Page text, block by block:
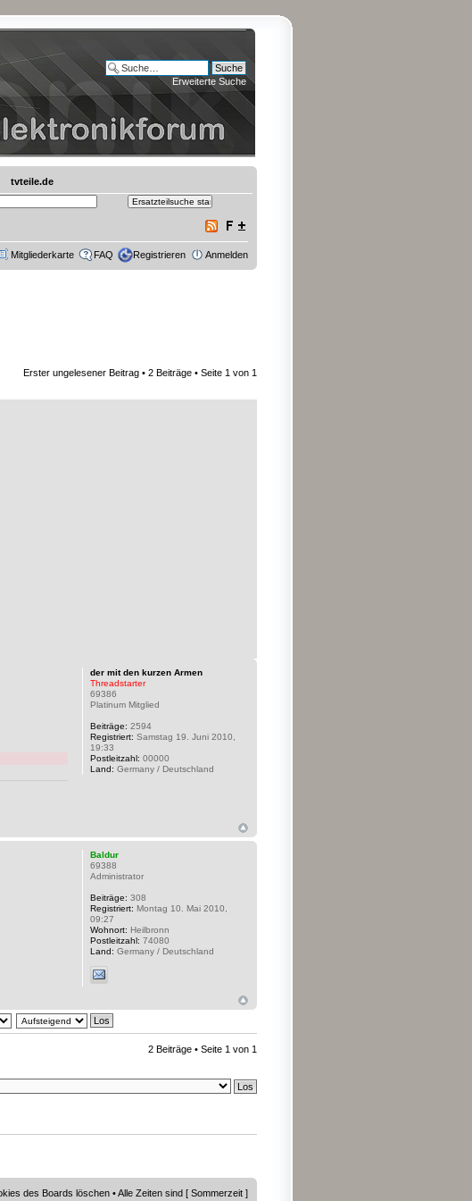
Erweiterte Suche
tvteile.de
Mitgliederkarte FAQ Registrieren Anmelden
Erster ungelesener Beitrag • 2 Beiträge • Seite 1 von 1
der mit den kurzen Armen
Threadstarter
69386
Platinum Mitglied
Beiträge: 2594
Registriert: Samstag 19. Juni 2010,
19:33
Postleitzahl: 00000
Land: Germany / Deutschland
Baldur
69388
Administrator
Beiträge: 308
Registriert: Montag 10. Mai 2010,
09:27
Wohnort: Heilbronn
Postleitzahl: 74080
Land: Germany / Deutschland
2 Beiträge • Seite 1 von 1
des Boards löschen • Alle Zeiten sind [ Sommerzeit ]